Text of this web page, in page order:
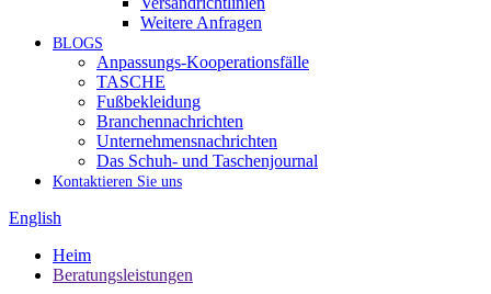
Weitere Anfragen
BLOGS
Anpassungs-Kooperationsfälle
TASCHE
Fußbekleidung
Branchennachrichten
Unternehmensnachrichten
Das Schuh- und Taschenjournal
Kontaktieren Sie uns
English
Heim
Beratungsleistungen